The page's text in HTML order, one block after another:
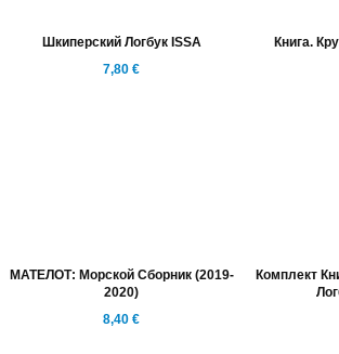
Шкиперский Логбук ISSA
7,80 €
Книга.
МАТЕЛОТ: Морской Сборник (2019-
2020)
8,40 €
Комплект